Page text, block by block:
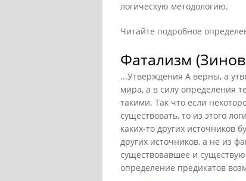
логическую методологию.
Читайте подробное
Фатализм
...Утверждения A верны, а
мира, а в силу определения
такими. Так что если
существовать, то из этого
каких-то других источников
других источников, а не из
существовавшее и
определение предикатов